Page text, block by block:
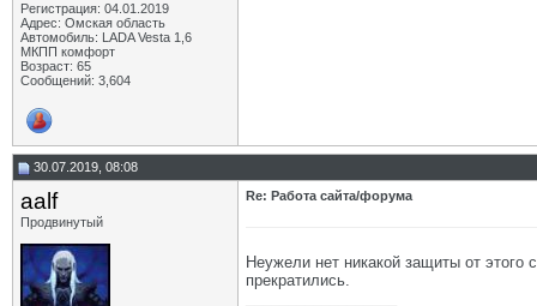
Регистрация: 04.01.2019
Адрес: Омская область
Автомобиль: LADA Vesta 1,6
МКПП комфорт
Возраст: 65
Сообщений: 3,604
30.07.2019, 08:08
aalf
Продвинутый
Re: Работа сайта/форума
Неужели нет никакой защиты от
прекратились.